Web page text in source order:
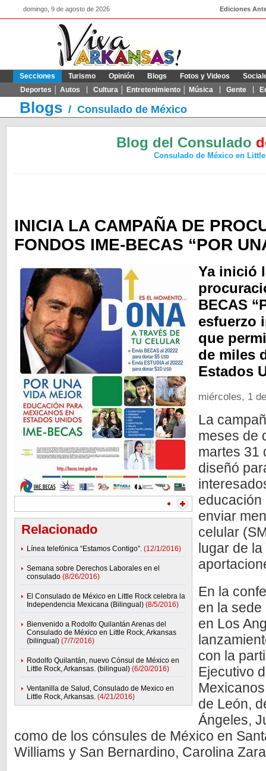
domingo, 9 de agosto de 2026 Ediciones
Secciones
Deportes │ Autos
Cultura │ Entretenimiento │ Música Gente
Turismo Opinión Blogs Fotos y Videos
Blogs / Consulado de México
Blog del Consulado
Consulado de México en
INICIA LA CAMPAÑA DE
FONDOS IME-BECAS “POR
Relacionado
Línea telefónica “Estamos Contigo”. (12/1/2016)
Semana sobre Derechos Laborales en el
consulado (8/26/2016)
El Consulado de México en Little Rock celebra la
Independencia Mexicana (Bilingual) (8/5/2016)
Bienvenido a Rodolfo Quilantán Arenas del
Consulado de México en Little Rock, Arkansas
(bilingual) (7/7/2016)
Rodolfo Quilantán, nuevo Cónsul de México en
Little Rock, Arkansas. (bilingual) (6/20/2016)
Ventanilla de Salud, Consulado de Mexico en
Little Rock, Arkansas. (4/21/2016)
Ya inició
BECAS
esfuerzo
que
de miles
Estados
miércoles, 1
La
meses de
martes 31
diseñó
educación
enviar
celular
lugar de
En la
en la
en Los
con la
Ejecutivo
de León,
Ángeles,
como de los cónsules de México en
Williams y San Bernardino, Carolina